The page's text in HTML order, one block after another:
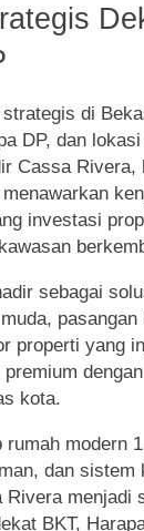
di
DP, dan
Cassa Rivera,
investasi
sebagai
pasangan
properti yang
kota.
rumah modern
dan sistem
Rivera menjadi
BKT,